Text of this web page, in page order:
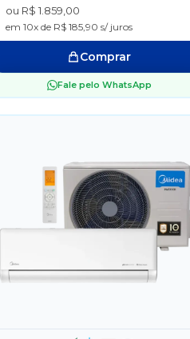
ou R$ 1.859,00
em 10x de R$ 185,90 s/ juros
Comprar
Fale pelo WhatsApp